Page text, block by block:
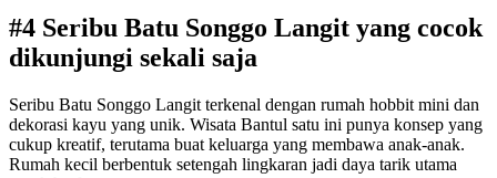
#4 Seribu Batu Songgo Langit yang cocok
dikunjungi sekali saja
Seribu Batu Songgo Langit terkenal dengan rumah hobbit mini dan
dekorasi kayu yang unik. Wisata Bantul satu ini punya konsep yang
cukup kreatif, terutama buat keluarga yang membawa anak-anak.
Rumah kecil berbentuk setengah lingkaran jadi daya tarik utama